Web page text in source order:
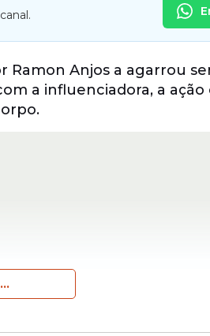
Ramon Anjos a agarrou
a influenciadora, a